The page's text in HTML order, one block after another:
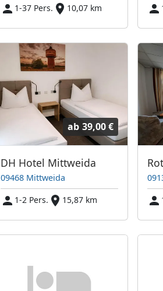
1-37 Pers.
10,07 km
ab 39,00 €
DH Hotel Mittweida
09468 Mittweida
1-2 Pers.
15,87 km